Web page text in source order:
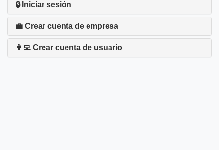
🔒 Iniciar sesión
💼 Crear cuenta de empresa
👨‍💻 Crear cuenta de usuario